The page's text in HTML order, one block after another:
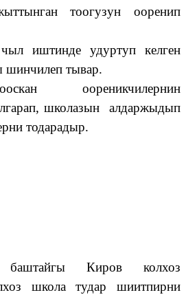
тоогузун ооренип
иштинде удуртуп келген
шинчилеп тывар.
оореникчилернин
школазын алдаржыдып
тодарадыр.
баштайгы Киров колхоз
школа тудар шиитпирни